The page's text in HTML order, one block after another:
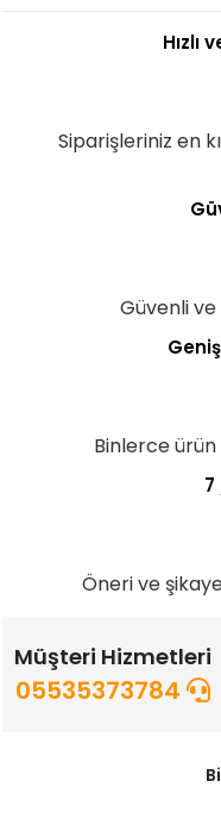
Hızlı
Siparişleriniz en
Güvenli
Binlerce
7
Öneri ve
Müşteri Hizmetleri
05535373784